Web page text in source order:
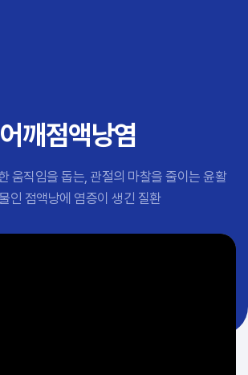
교통사고후유증 #허리디스크
추나요법
어깨점액낭염
움직임을 돕는, 관절의 마찰을 줄이는 윤활
인 점액낭에 염증이 생긴 질환